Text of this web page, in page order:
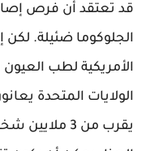
قد تعتقد أن فرص
الجلوكوما ضئيلة. لكن
الولايات المتحدة
يقرب من 3